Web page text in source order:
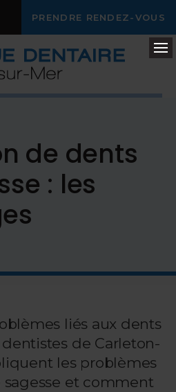
PRENDRE RENDEZ-VOUS
de dents
: les
liés aux dents
dentistes de Carleton-
les problèmes
sagesse et comment